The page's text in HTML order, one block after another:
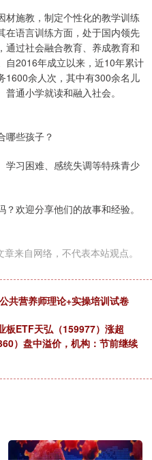
材施教，制定个性化的教学训练
在语言训练方面，处于国内领先
通过社会融合教育、养成教育和
自2016年成立以来，近10年累计
1600余人次，其中有300余名儿
通小学就读和融入社会。
哪些孩子？
学习困难、感统失调等特殊青少
欢迎分享他们的故事和经验。
来自网络，不代表本站观点。
共营养师理论+实操培训试卷
板ETF天弘（159977）涨超
）盘中溢价，机构：节前继续